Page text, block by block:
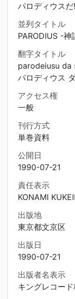
パロディウス
並列タイトル
PARODIUS -
翻字タイトル
parodeiusu da
パロディウス
アクセス権
一般
刊行方式
単巻資料
公開日
1990-07-21
責任表示
KONAMI
出版地
東京都文京区
出版日
1990-07-21
出版者名表示
キングレコー